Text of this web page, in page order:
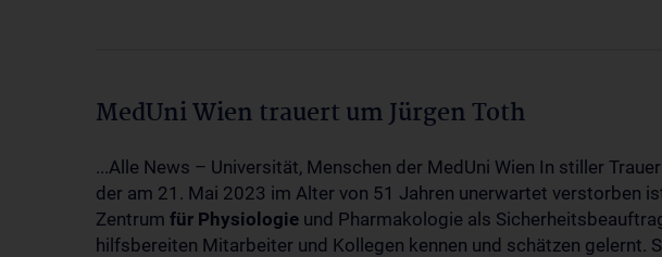
MedUni Wien trauert um Jürgen Toth
...Alle News – Universität, Menschen der MedUni Wien In stiller
der am 21. Mai 2023 im Alter von 51 Jahren unerwartet verstorben
Zentrum für Physiologie und Pharmakologie als
hilfsbereiten Mitarbeiter und Kollegen kennen und schätzen gelernt.